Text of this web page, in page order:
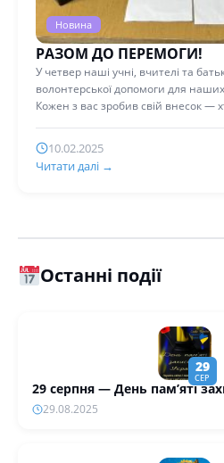
Новина
РАЗОМ ДО ПЕРЕМОГИ!
У четвер наші учні, вчителі та
волонтерської допомоги для
Кожен з вас зробив свій внесок —
10.02.2025
Читати далі →
Останні події
29
СЕР
29 серпня — День пам’яті
29.08.2025